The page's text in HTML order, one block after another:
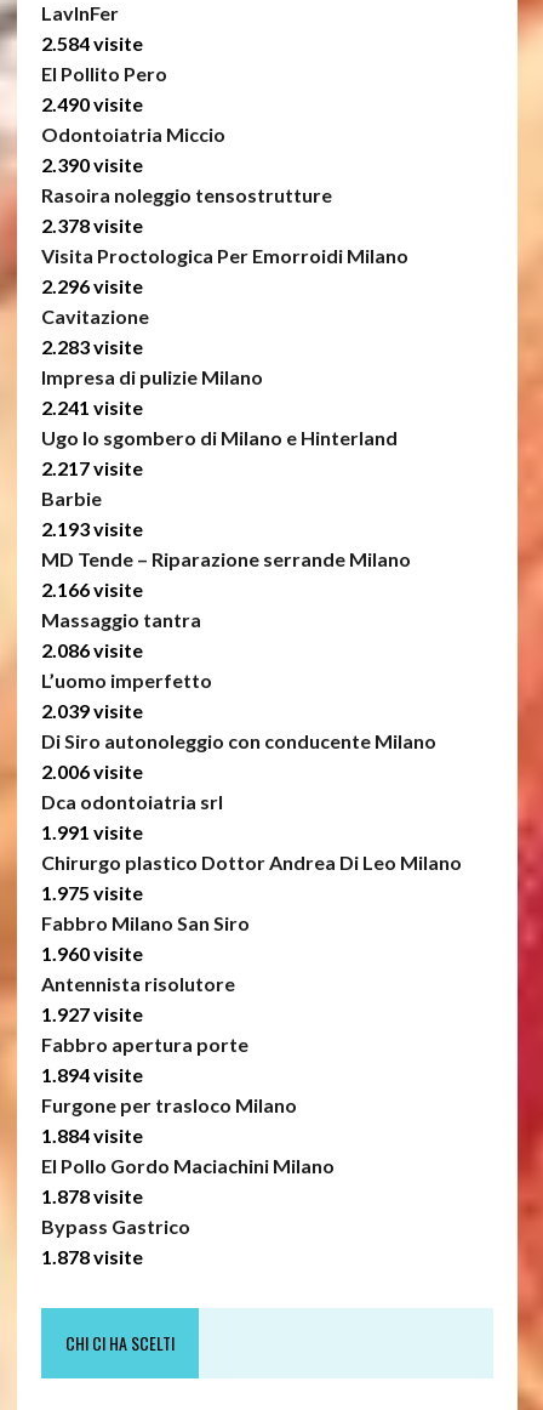
LavInFer
2.584 visite
El Pollito Pero
2.490 visite
Odontoiatria Miccio
2.390 visite
Rasoira noleggio tensostrutture
2.378 visite
Visita Proctologica Per Emorroidi Milano
2.296 visite
Cavitazione
2.283 visite
Impresa di pulizie Milano
2.241 visite
Ugo lo sgombero di Milano e Hinterland
2.217 visite
Barbie
2.193 visite
MD Tende – Riparazione serrande Milano
2.166 visite
Massaggio tantra
2.086 visite
L’uomo imperfetto
2.039 visite
Di Siro autonoleggio con conducente Milano
2.006 visite
Dca odontoiatria srl
1.991 visite
Chirurgo plastico Dottor Andrea Di Leo Milano
1.975 visite
Fabbro Milano San Siro
1.960 visite
Antennista risolutore
1.927 visite
Fabbro apertura porte
1.894 visite
Furgone per trasloco Milano
1.884 visite
El Pollo Gordo Maciachini Milano
1.878 visite
Bypass Gastrico
1.878 visite
CHI CI HA SCELTI